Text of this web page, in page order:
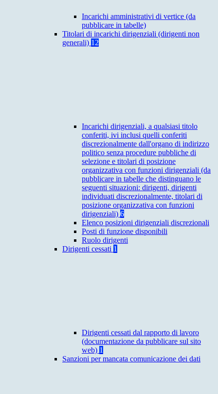
Incarichi amministrativi di vertice (da
pubblicare in tabelle)
Titolari di incarichi dirigenziali (dirigenti non
generali) 12
Incarichi dirigenziali, a qualsiasi titolo
conferiti, ivi inclusi quelli conferiti
discrezionalmente dall'organo di indirizzo
politico senza procedure pubbliche di
selezione e titolari di posizione
organizzativa con funzioni dirigenziali (da
pubblicare in tabelle che distinguano le
seguenti situazioni: dirigenti, dirigenti
individuati discrezionalmente, titolari di
posizione organizzativa con funzioni
dirigenziali) 6
Elenco posizioni dirigenziali discrezionali
Posti di funzione disponibili
Ruolo dirigenti
Dirigenti cessati 1
Dirigenti cessati dal rapporto di lavoro
(documentazione da pubblicare sul sito
web) 1
Sanzioni per mancata comunicazione dei dati